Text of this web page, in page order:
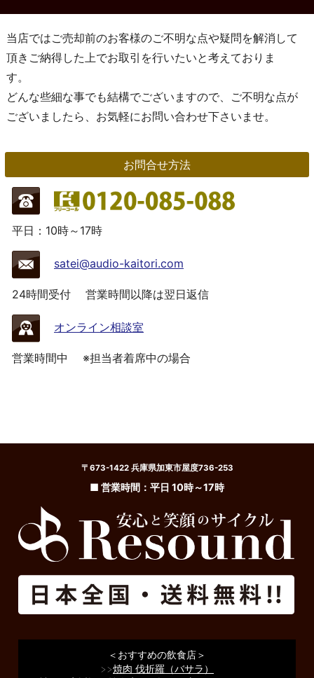
当店ではご売却前のお客様のご不明な点や疑問を解消して
頂きご納得した上でお取引を行いたいと考えておりま
す。
どんな些細な事でも結構でございますので、ご不明な点が
ございましたら、お気軽にお問い合わせ下さいませ。
お問合せ方法
平日：10時～17時
satei@audio-kaitori.com
24時間受付 営業時間以降は翌日返信
オンライン相談室
営業時間中 ※担当者着席中の場合
〒673-1422 兵庫県加東市屋度736-253
■ 営業時間：平日 10時～17時
＜おすすめの飲食店＞
>>焼肉 伐折羅（バサラ）